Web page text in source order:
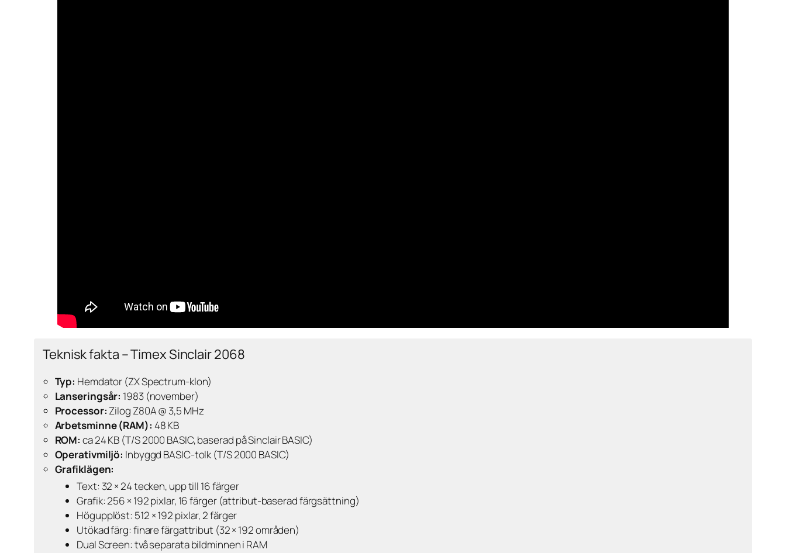
Teknisk fakta – Timex Sinclair 2068
Typ: Hemdator (ZX Spectrum-klon)
Lanseringsår: 1983 (november)
Processor: Zilog Z80A @ 3,5 MHz
Arbetsminne (RAM): 48 KB
ROM: ca 24 KB (T/S 2000 BASIC, baserad på Sinclair BASIC)
Operativmiljö: Inbyggd BASIC-tolk (T/S 2000 BASIC)
Grafiklägen:
Text: 32 × 24 tecken, upp till 16 färger
Grafik: 256 × 192 pixlar, 16 färger (attribut-baserad färgsättning)
Högupplöst: 512 × 192 pixlar, 2 färger
Utökad färg: finare färgattribut (32 × 192 områden)
Dual Screen: två separata bildminnen i RAM